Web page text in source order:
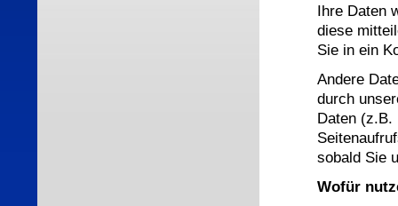
Ihre Daten
diese
Sie in ein
Andere
durch
Daten (z.B.
sobald Sie
Wofür